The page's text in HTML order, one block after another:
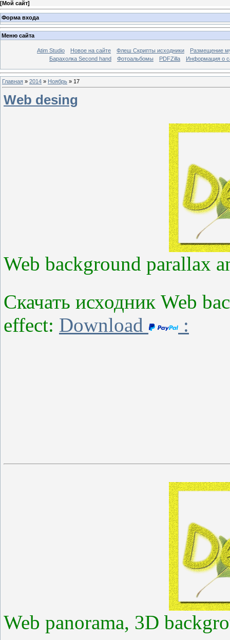
[Мой сайт]
Форма входа
Меню сайта
Atim Studio Новое на сайте Флеш Скрипты исходники
Размещение
Барахолка Second hand
Фотоальбомы PDFZilla Информация о
Главная » 2014 » Ноябрь » 17
Web desing
Web background parallax
Скачать исходник Web
effect: Download :
Web panorama, 3D